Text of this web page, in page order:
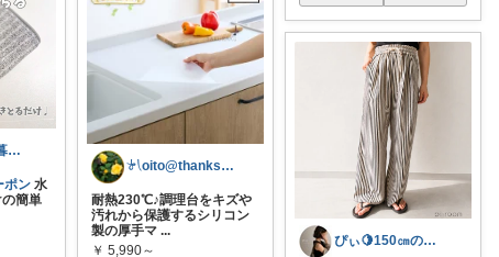
mei＊便利な暮らし🌸かわいいもの
ポン 水
簡単
𓍯oito@thanks ꕮ…
耐熱230℃♪調理台をキズや
汚れから保護するシリコン
製の厚手マ ...
￥ 5,990～
ぴぃ🍋150㎝の心地いい暮らし🧺ˊ˗